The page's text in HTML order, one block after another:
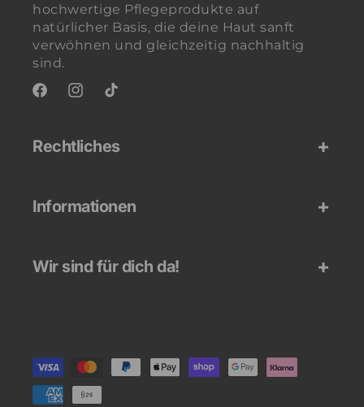
hochwertige Pflegeprodukte auf
natürlicher Basis, die deine Haut sanft
verwöhnen und gleichzeitig nachhaltig
sind.
FacebookInstagram
TikTok
Rechtliches
Informationen
Wir sind für dich da!